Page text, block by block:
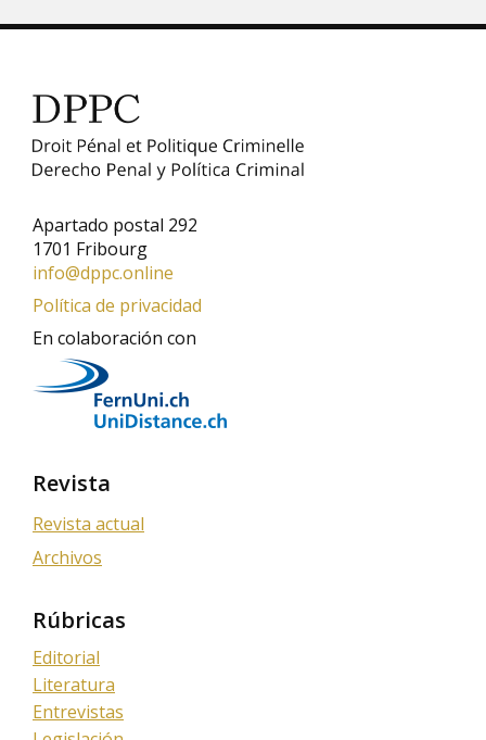
Apartado postal 292
1701 Fribourg
info@dppc.online
Política de privacidad
En colaboración con
Revista
Revista actual
Archivos
Rúbricas
Editorial
Literatura
Entrevistas